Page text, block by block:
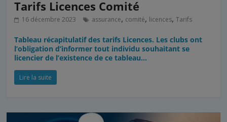
Tarifs Licences Comité
16 décembre 2023 assurance, comité, licences,Tarifs
Tableau récapitulatif des tarifs Licences. Les clubs ont
l’obligation d’informer tout individu souhaitant se
licencier de l’existence de ce tableau…
Lire la suite